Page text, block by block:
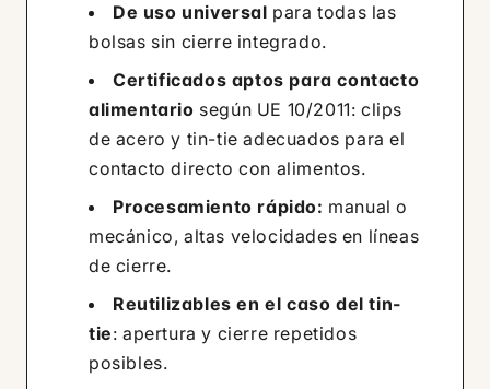
De uso universal para todas las
bolsas sin cierre integrado.
Certificados aptos para contacto
alimentario según UE 10/2011: clips
de acero y tin-tie adecuados para el
contacto directo con alimentos.
Procesamiento rápido: manual o
mecánico, altas velocidades en líneas
de cierre.
Reutilizables en el caso del tin-
tie: apertura y cierre repetidos
posibles.